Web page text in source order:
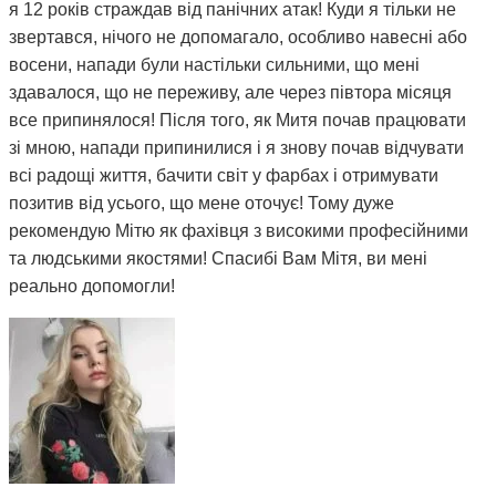
я 12 років страждав від панічних атак! Куди я тільки не
звертався, нічого не допомагало, особливо навесні або
восени, напади були настільки сильними, що мені
здавалося, що не переживу, але через півтора місяця
все припинялося! Після того, як Митя почав працювати
зі мною, напади припинилися і я знову почав відчувати
всі радощі життя, бачити світ у фарбах і отримувати
позитив від усього, що мене оточує! Тому дуже
рекомендую Мітю як фахівця з високими професійними
та людськими якостями! Спасибі Вам Мітя, ви мені
реально допомогли!